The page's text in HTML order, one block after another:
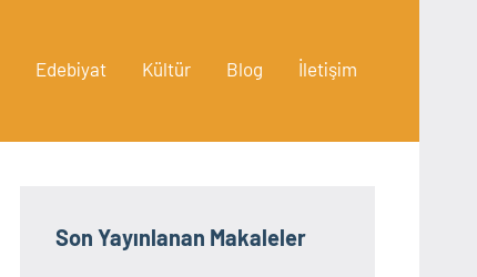
Edebiyat Kültür Blog İletişim
Son Yayınlanan Makaleler